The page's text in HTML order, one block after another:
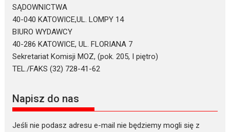
SĄDOWNICTWA
40-040 KATOWICE,UL. LOMPY 14
BIURO WYDAWCY
40-286 KATOWICE, UL. FLORIANA 7
Sekretariat Komisji MOZ, (pok. 205, I piętro)
TEL./FAKS (32) 728-41-62
Napisz do nas
Jeśli nie podasz adresu e-mail nie będziemy mogli się z